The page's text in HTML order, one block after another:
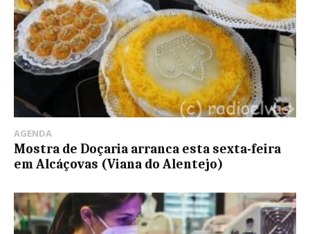
AGENDA
Mostra de Doçaria arranca esta sexta-feira
em Alcáçovas (Viana do Alentejo)